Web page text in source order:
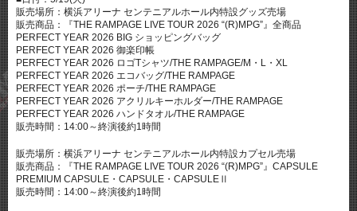
販売場所：横浜アリーナ センテニアルホール内特設グッズ売場
販売商品：『THE RAMPAGE LIVE TOUR 2026 “(R)MPG”』全商品
PERFECT YEAR 2026 BIG ショッピングバッグ
PERFECT YEAR 2026 御楽印帳
PERFECT YEAR 2026 ロゴTシャツ/THE RAMPAGE/M・L・XL
PERFECT YEAR 2026 エコバッグ/THE RAMPAGE
PERFECT YEAR 2026 ポーチ/THE RAMPAGE
PERFECT YEAR 2026 アクリルキーホルダー/THE RAMPAGE
PERFECT YEAR 2026 ハンドタオル/THE RAMPAGE
販売時間：14:00～終演後約1時間
販売場所：横浜アリーナ センテニアルホール内特設カプセル売場
販売商品：『THE RAMPAGE LIVE TOUR 2026 “(R)MPG”』CAPSULE
PREMIUM CAPSULE・CAPSULE・CAPSULEⅡ
販売時間：14:00～終演後約1時間